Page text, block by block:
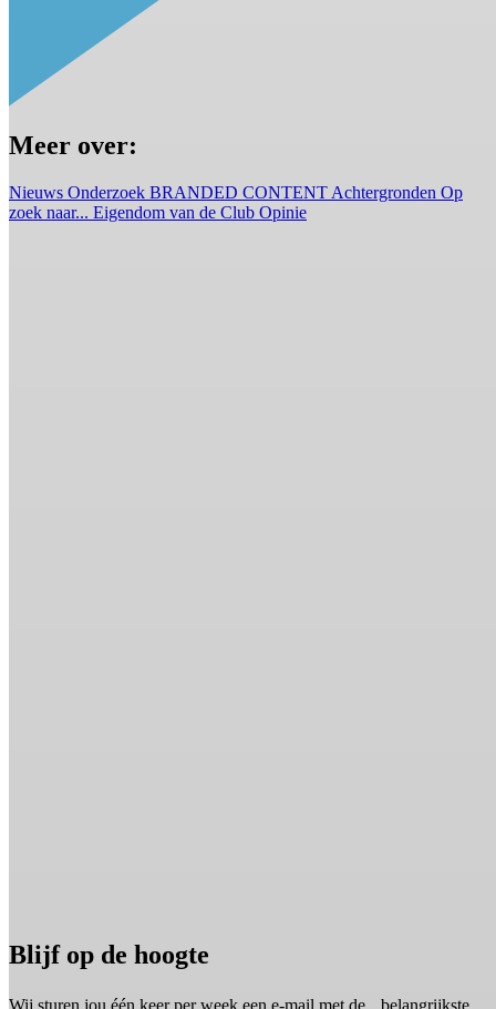
Meer over:
Nieuws Onderzoek BRANDED CONTENT Achtergronden Op
zoek naar... Eigendom van de Club Opinie
Blijf op de hoogte
Wij sturen jou één keer per week een e-mail met de belangrijkste